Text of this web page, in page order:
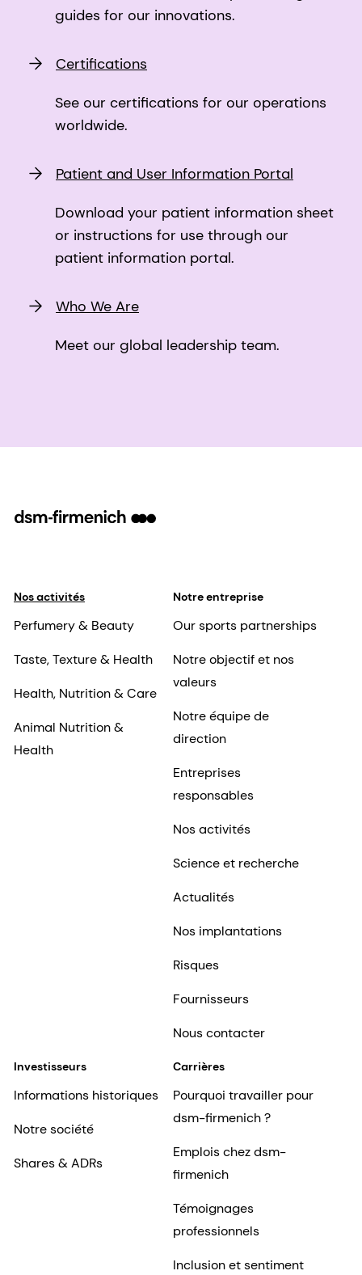
guides for our innovations.
Certifications
See our certifications for our operations
worldwide.
Patient and User Information Portal
Download your patient information sheet
or instructions for use through our
patient information portal.
Who We Are
Meet our global leadership team.
Nos activités
Perfumery & Beauty
Taste, Texture & Health
Health, Nutrition & Care
Animal Nutrition &
Health
Notre entreprise
Our sports partnerships
Notre objectif et nos
valeurs
Notre équipe de
direction
Entreprises
responsables
Nos activités
Science et recherche
Actualités
Nos implantations
Risques
Fournisseurs
Nous contacter
Investisseurs
Informations historiques
Notre société
Shares & ADRs
Carrières
Pourquoi travailler pour
dsm-firmenich ?
Emplois chez dsm-
firmenich
Témoignages
professionnels
Inclusion et sentiment